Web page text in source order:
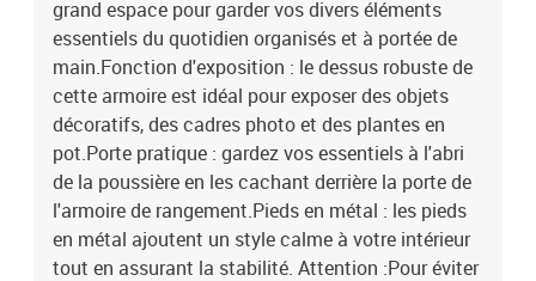
grand espace pour garder vos divers éléments
essentiels du quotidien organisés et à portée de
main.Fonction d'exposition : le dessus robuste de
cette armoire est idéal pour exposer des objets
décoratifs, des cadres photo et des plantes en
pot.Porte pratique : gardez vos essentiels à l'abri
de la poussière en les cachant derrière la porte de
l'armoire de rangement.Pieds en métal : les pieds
en métal ajoutent un style calme à votre intérieur
tout en assurant la stabilité. Attention :Pour éviter